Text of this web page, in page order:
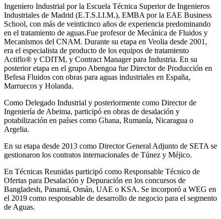
Ingeniero Industrial por la Escuela Técnica Superior de Ingenieros
Industriales de Madrid (E.T.S.I.I.M.), EMBA por la EAE Business
School, con más de veinticinco años de experiencia predominando
en el tratamiento de aguas.Fue profesor de Mecánica de Fluidos y
Mecanismos del CNAM. Durante su etapa en Veolia desde 2001,
era el especialista de producto de los equipos de tratamiento
Actiflo® y CDITM, y Contract Manager para Industria. En su
posterior etapa en el grupo Abengoa fue Director de Producción en
Befesa Fluidos con obras para aguas industriales en España,
Marruecos y Holanda.
Como Delegado Industrial y posteriormente como Director de
Ingeniería de Abeima, participó en obras de desalación y
potabilización en países como Ghana, Rumanía, Nicaragua o
Argelia.
En su etapa desde 2013 como Director General Adjunto de SETA se
gestionaron los contratos internacionales de Túnez y Méjico.
En Técnicas Reunidas participó como Responsable Técnico de
Ofertas para Desalación y Depuración en los concursos de
Bangladesh, Panamá, Omán, UAE o KSA. Se incorporó a WEG en
el 2019 como responsable de desarrollo de negocio para el segmento
de Aguas.